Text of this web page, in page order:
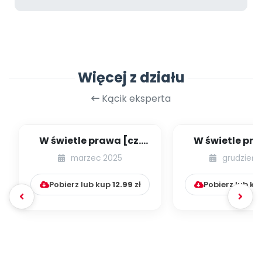
Więcej z działu
Kącik eksperta
W świetle prawa [cz.
69] [kącik eksperta]
marzec 2025
Pobierz lub kup12.99 zł
W świetle
67] [kącik
grudzień
Pobierz lub